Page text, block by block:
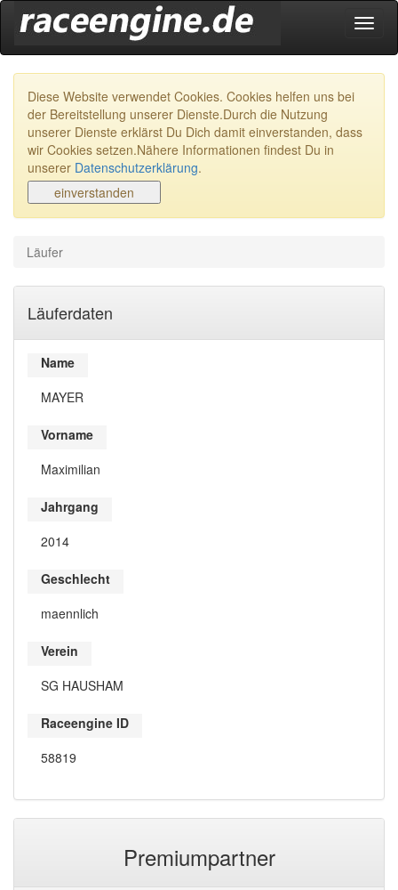
Diese Website verwendet Cookies. Cookies helfen uns bei
der Bereitstellung unserer Dienste.Durch die Nutzung
unserer Dienste erklärst Du Dich damit einverstanden, dass
wir Cookies setzen.Nähere Informationen findest Du in
unserer Datenschutzerklärung.
Läufer
Läuferdaten
Name
MAYER
Vorname
Maximilian
Jahrgang
2014
Geschlecht
maennlich
Verein
SG HAUSHAM
Raceengine ID
58819
Premiumpartner